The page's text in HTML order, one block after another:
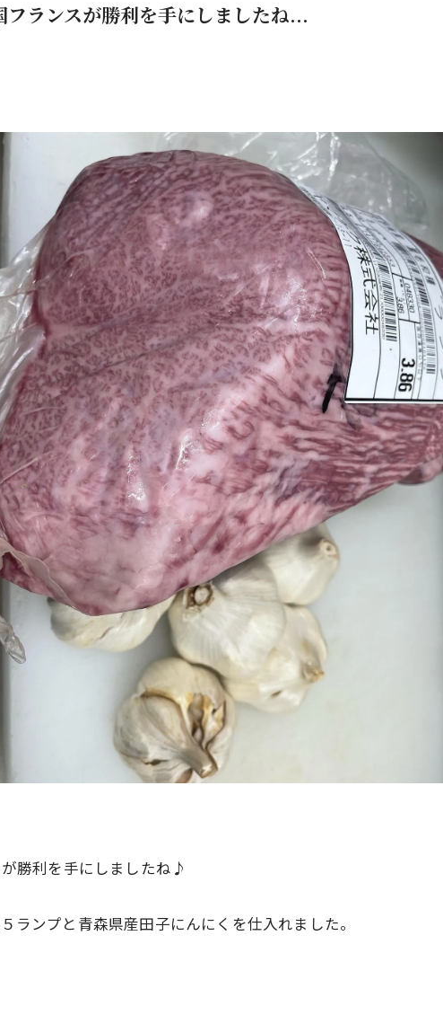
ランスが勝利を手にしましたね...
勝利を手にしましたね♪
ンプと青森県産田子にんにくを仕入れました。